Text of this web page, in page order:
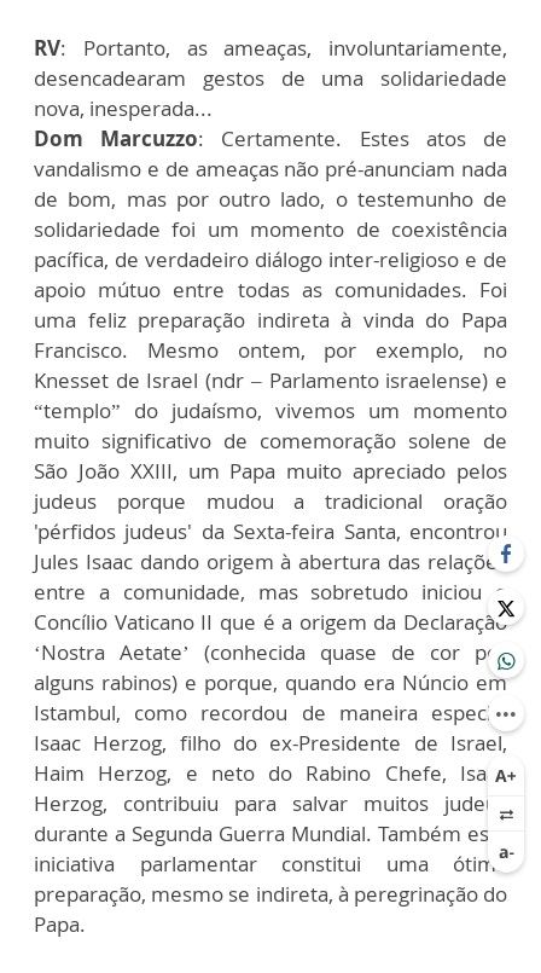
RV: Portanto, as ameaças, involuntariamente,
desencadearam gestos de uma solidariedade
nova, inesperada...
Dom Marcuzzo: Certamente. Estes atos de
vandalismo e de ameaças não pré-anunciam nada
de bom, mas por outro lado, o testemunho de
solidariedade foi um momento de coexistência
pacífica, de verdadeiro diálogo inter-religioso e de
apoio mútuo entre todas as comunidades. Foi
uma feliz preparação indireta à vinda do Papa
Francisco. Mesmo ontem, por exemplo, no
Knesset de Israel (ndr – Parlamento israelense) e
“templo” do judaísmo, vivemos um momento
muito significativo de comemoração solene de
São João XXIII, um Papa muito apreciado pelos
judeus porque mudou a tradicional oração
'pérfidos judeus' da Sexta-feira Santa, encontrou
Jules Isaac dando origem à abertura das relações
entre a comunidade, mas sobretudo iniciou o
Concílio Vaticano II que é a origem da Declaração
‘Nostra Aetate’ (conhecida quase de cor por
alguns rabinos) e porque, quando era Núncio em
Istambul, como recordou de maneira especial
Isaac Herzog, filho do ex-Presidente de Israel,
Haim Herzog, e neto do Rabino Chefe, Isaac
Herzog, contribuiu para salvar muitos judeus
durante a Segunda Guerra Mundial. Também esta
iniciativa parlamentar constitui uma ótima
preparação, mesmo se indireta, à peregrinação do
Papa.